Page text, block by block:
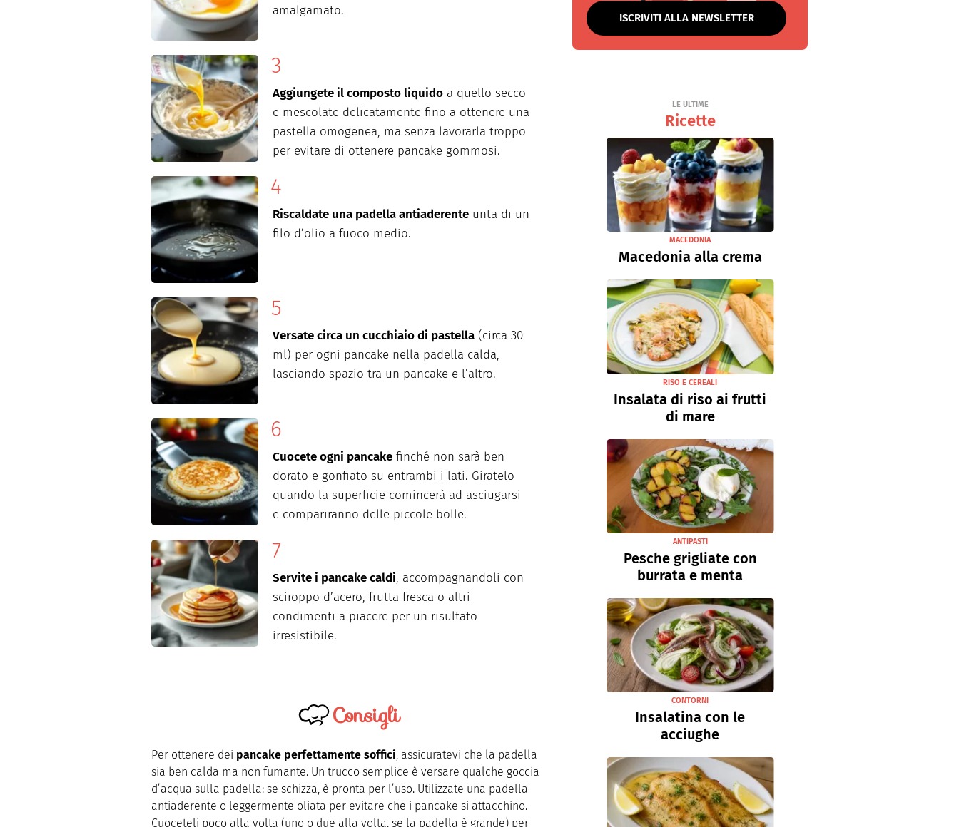
amalgamato.
Aggiungete il composto liquido a quello secco
e mescolate delicatamente fino a ottenere una
pastella omogenea, ma senza lavorarla troppo
per evitare di ottenere pancake gommosi.
Riscaldate una padella antiaderente unta di un
filo d’olio a fuoco medio.
Versate circa un cucchiaio di pastella (circa 30
ml) per ogni pancake nella padella calda,
lasciando spazio tra un pancake e l’altro.
Cuocete ogni pancake finché non sarà ben
dorato e gonfiato su entrambi i lati. Giratelo
quando la superficie comincerà ad asciugarsi
e compariranno delle piccole bolle.
Servite i pancake caldi, accompagnandoli con
sciroppo d’acero, frutta fresca o altri
condimenti a piacere per un risultato
irresistibile.
Consigli
Per ottenere dei pancake perfettamente soffici, assicuratevi che la padella
sia ben calda ma non fumante. Un trucco semplice è versare qualche goccia
d’acqua sulla padella: se schizza, è pronta per l’uso. Utilizzate una padella
antiaderente o leggermente oliata per evitare che i pancake si attacchino.
Cuoceteli poco alla volta (uno o due alla volta, se la padella è grande) per
ISCRIVITI ALLA NEWSLETTER
LE ULTIME
Ricette
MACEDONIA
Macedonia alla crema
RISO E CEREALI
Insalata di riso ai frutti
di mare
ANTIPASTI
Pesche grigliate con
burrata e menta
CONTORNI
Insalatina con le
acciughe